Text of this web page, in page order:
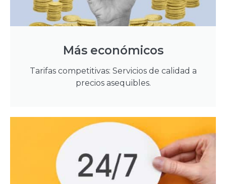
Más económicos
Tarifas competitivas: Servicios de calidad a
precios asequibles.